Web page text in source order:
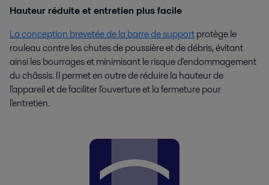
Hauteur réduite et entretien plus facile
La conception brevetée de la barre de supportprotège le
rouleau contre les chutes de poussière et de débris, évitant
ainsi les bourrages et minimisant le risque d'endommagement
du châssis. Il permet en outre de réduire la hauteur de
l'appareil et de faciliter l'ouverture et la fermeture pour
l'entretien.